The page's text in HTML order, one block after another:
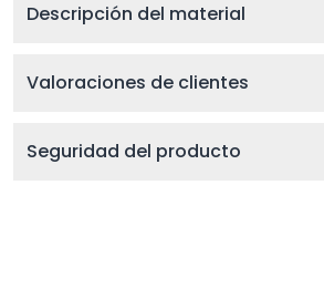
Descripción del material
Valoraciones de clientes
Seguridad del producto